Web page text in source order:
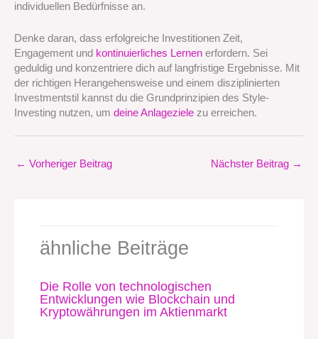
individuellen Bedürfnisse an.
Denke daran, dass erfolgreiche Investitionen Zeit,
Engagement und kontinuierliches Lernen erfordern. Sei
geduldig und konzentriere dich auf langfristige Ergebnisse. Mit
der richtigen Herangehensweise und einem disziplinierten
Investmentstil kannst du die Grundprinzipien des Style-
Investing nutzen, um deine Anlageziele zu erreichen.
← Vorheriger Beitrag Nächster Beitrag →
ähnliche Beiträge
Die Rolle von technologischen
Entwicklungen wie Blockchain und
Kryptowährungen im Aktienmarkt